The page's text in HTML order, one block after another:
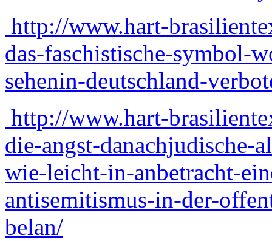
http://www.hart-
das-faschistische-symbol-
sehenin-deutschland-
http://www.hart-
die-angst-danachjudische-
wie-leicht-in-anbetracht-
antisemitismus-in-der-
belan/